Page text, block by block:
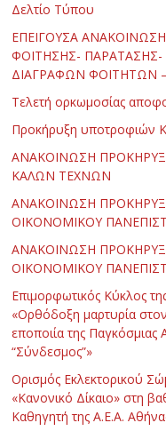
Δελτίο Τύπου
ΕΠΕΙΓΟΥΣΑ
ΦΟΙΤΗΣΗΣ-
ΔΙΑΓΡΑΦΩΝ ΦΟΙΤΗΤΩΝ
Τελετή ορκωμοσίας
Προκήρυξη υποτροφιών
ΑΝΑΚΟΙΝΩΣΗ
ΚΑΛΩΝ ΤΕΧΝΩΝ
ΑΝΑΚΟΙΝΩΣΗ
ΟΙΚΟΝΟΜΙΚΟΥ
ΑΝΑΚΟΙΝΩΣΗ
ΟΙΚΟΝΟΜΙΚΟΥ
Επιμορφωτικός Κύκλος
«Ορθόδοξη μαρτυρία
εποποιία της
“Σύνδεσμος”»
Ορισμός Εκλεκτορικού
«Κανονικό Δίκαιο» στη
Καθηγητή της Α.Ε.Α.